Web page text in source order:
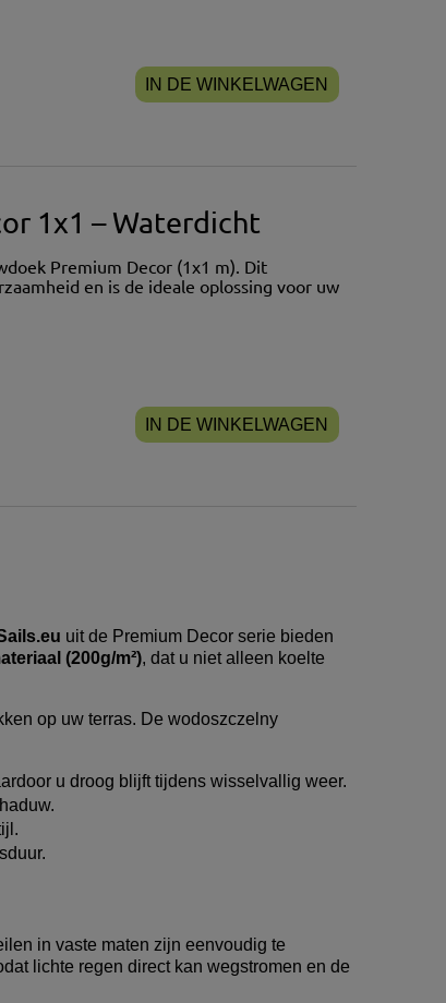
IN DE WINKELWAGEN
1x1 – Waterdicht
Premium Decor (1x1 m). Dit
en is de ideale oplossing voor uw
IN DE WINKELWAGEN
uit de Premium Decor serie bieden
(200g/m²), dat u niet alleen koelte
op uw terras. De wodoszczelny
u droog blijft tijdens wisselvallig weer.
in vaste maten zijn eenvoudig te
lichte regen direct kan wegstromen en de